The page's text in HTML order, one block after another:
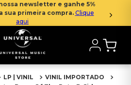
newsletter e ganhe 5%
sua primeira compra. Clique
aqui
LP | VINIL
VINIL IMPORTADO